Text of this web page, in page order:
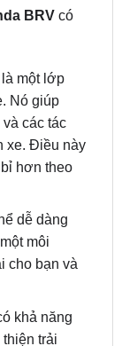
một lớp
các tác
Điều này
hơn theo
dễ dàng
môi
bạn và
khả năng
trải
thất yên